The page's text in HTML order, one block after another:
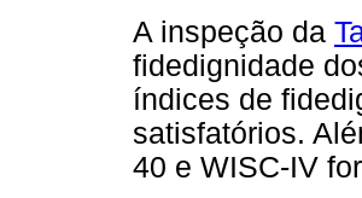
A inspeção da
fidedignidade
índices de
satisfatórios.
40 e WISC-IV